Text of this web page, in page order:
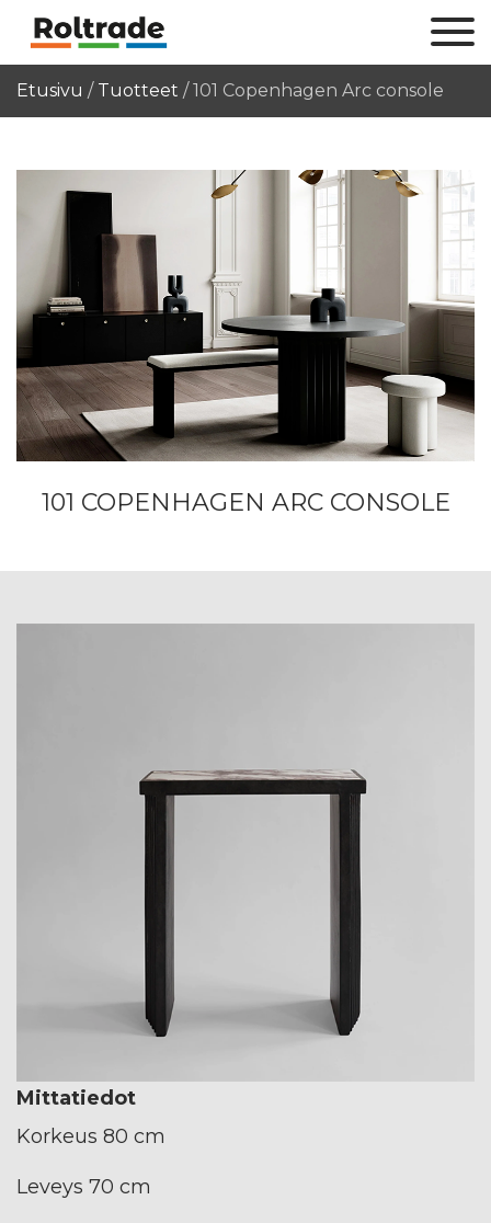
Etusivu / Tuotteet /101 Copenhagen Arc console
101 COPENHAGEN ARC CONSOLE
Mittatiedot
Korkeus 80 cm
Leveys 70 cm